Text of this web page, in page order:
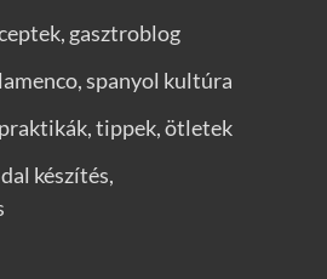
gasztroblog
spanyol kultúra
tippek, ötletek
készítés,